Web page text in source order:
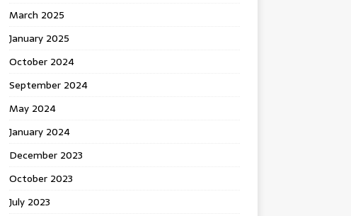
March 2025
January 2025
October 2024
September 2024
May 2024
January 2024
December 2023
October 2023
July 2023